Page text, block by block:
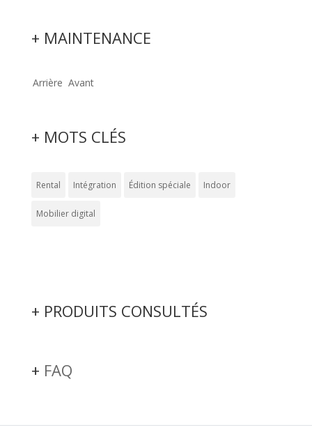
+ MAINTENANCE
Arrière Avant
+ MOTS CLÉS
Rental Intégration Édition spéciale Indoor
Mobilier digital
+ PRODUITS CONSULTÉS
+ FAQ